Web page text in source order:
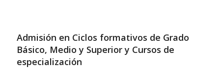
Admisión en Ciclos formativos de Grado
Básico, Medio y Superior y Cursos de
especialización